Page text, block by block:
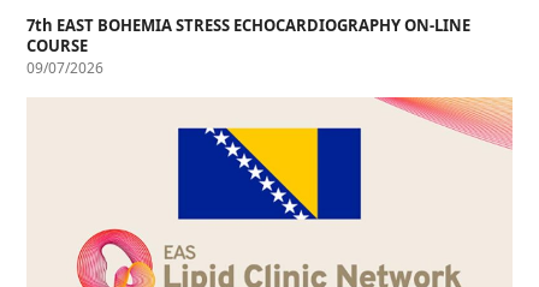
7th EAST BOHEMIA STRESS ECHOCARDIOGRAPHY ON-LINE
COURSE
09/07/2026